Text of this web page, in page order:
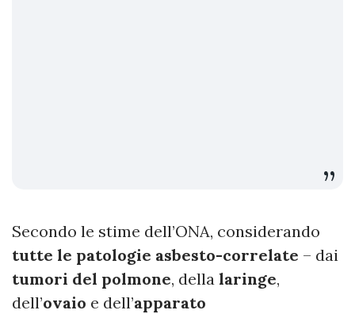
Secondo le stime dell’ONA, considerando
tutte le patologie asbesto-correlate – dai
tumori del polmone, della laringe,
dell’ovaio e dell’apparato